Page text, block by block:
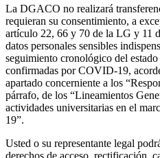
La DGACO no realizará
requieran su consentimiento, a
artículo 22, 66 y 70 de la LG y 11
datos personales sensibles
seguimiento cronológico del estado
confirmadas por COVID-19,
apartado concerniente a los
párrafo, de los “Lineamientos
actividades universitarias en el
19”.
Usted o su representante legal